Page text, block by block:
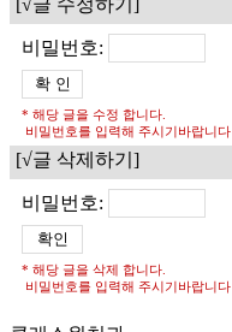
비밀번호:
* 해당 글을 수정 합니다.
비밀번호를 입력해 주시기바랍니다
[√글 삭제하기]
비밀번호:
* 해당 글을 삭제 합니다.
비밀번호를 입력해 주시기바랍니다